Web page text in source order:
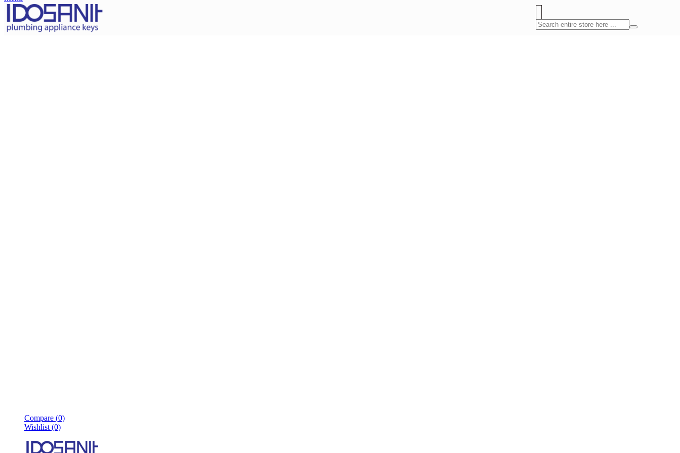
Compare (0)
Wishlist (0)